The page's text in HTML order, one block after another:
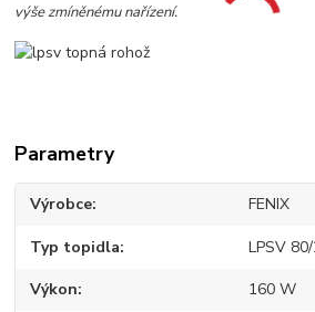
výše zmíněnému nařízení.
Parametry
Výrobce FENIX
Typ topidla LPSV
Výkon 160 W